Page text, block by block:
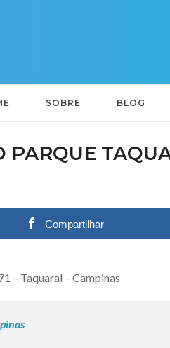
SOBRE BLOG
PARQUE
Compartilhar
– Taquaral – Campinas